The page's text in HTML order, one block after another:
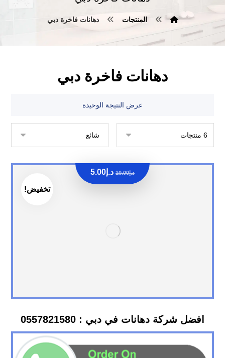
المنتجات دهانات فاخرة دبي
دهانات فاخرة دبي
عرض النتيجة الوحيدة
تخفيض!
افضل شركة دهانات في دبي : 0557821580
د.إ10.00 د.إ 5.00